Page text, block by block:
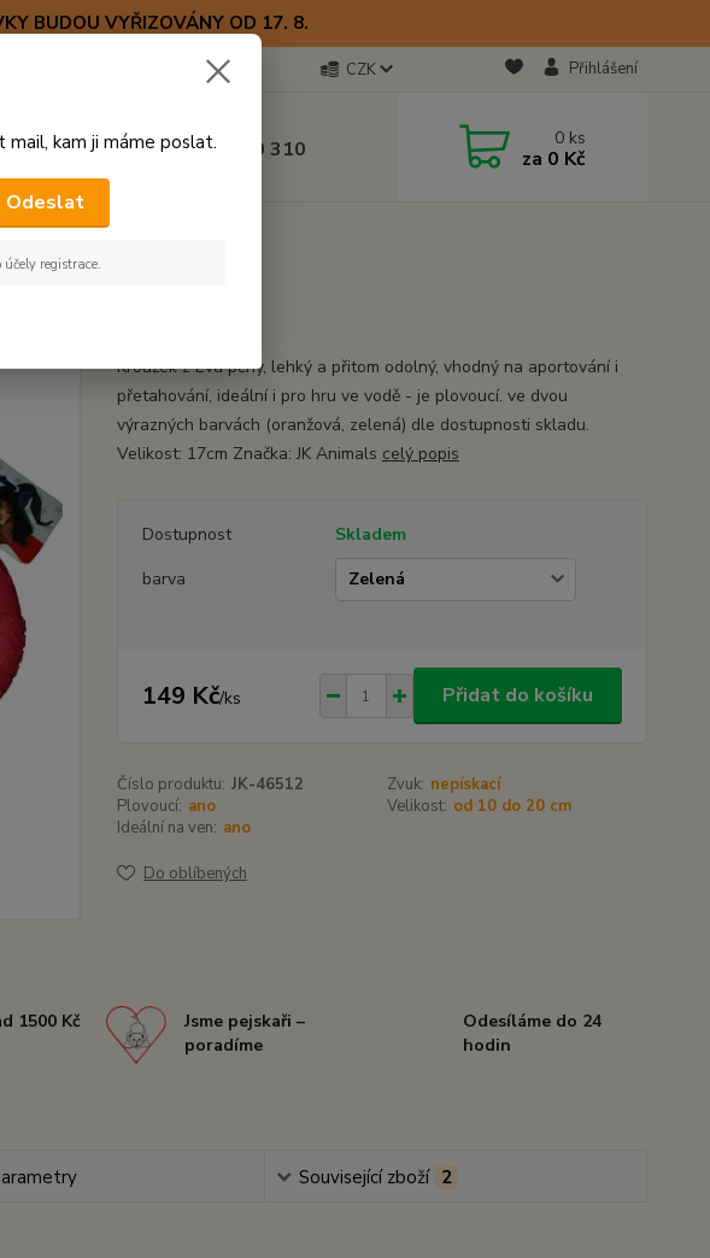
BUDOU VYŘIZOVÁNY OD 17. 8.
CZK Přihlášení
(+420) 723 770 310 0 ks
za 0 Kč
Kroužek z Eva pěny, lehký a přitom odolný, vhodný na aportování i
přetahování, ideální i pro hru ve vodě - je plovoucí. ve dvou
výrazných barvách (oranžová, zelená) dle dostupnosti skladu.
Velikost: 17cm Značka: JK Animals celý popis
Dostupnost
Skladem
barva
149 Kč/ks Přidat do košíku
Číslo produktu: JK-46512 Zvuk: nepískací
Plovoucí: ano Velikost: od 10 do 20 cm
Ideální na ven: ano
Do oblíbených
1500 Kč
Jsme pejskaři –
poradíme
Odesíláme do 24
hodin
Související zboží 2
kam ji máme poslat.
Odeslat
účely registrace.